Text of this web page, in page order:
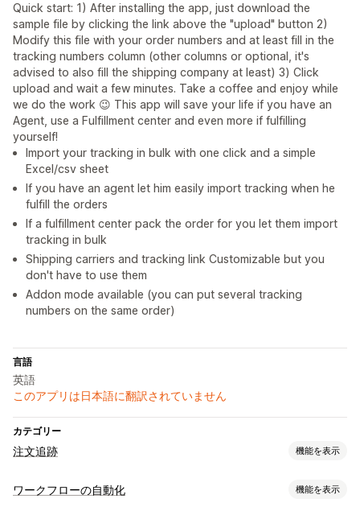
Quick start: 1) After installing the app, just download the
sample file by clicking the link above the "upload" button 2)
Modify this file with your order numbers and at least fill in the
tracking numbers column (other columns or optional, it's
advised to also fill the shipping company at least) 3) Click
upload and wait a few minutes. Take a coffee and enjoy while
we do the work 😉 This app will save your life if you have an
Agent, use a Fulfillment center and even more if fulfilling
yourself!
Import your tracking in bulk with one click and a simple
Excel/csv sheet
If you have an agent let him easily import tracking when he
fulfill the orders
If a fulfillment center pack the order for you let them import
tracking in bulk
Shipping carriers and tracking link Customizable but you
don't have to use them
Addon mode available (you can put several tracking
numbers on the same order)
言語
英語
このアプリは日本語に翻訳されていません
カテゴリー
注文追跡 機能を表示
追跡
ワークフローの自動化 機能を表示